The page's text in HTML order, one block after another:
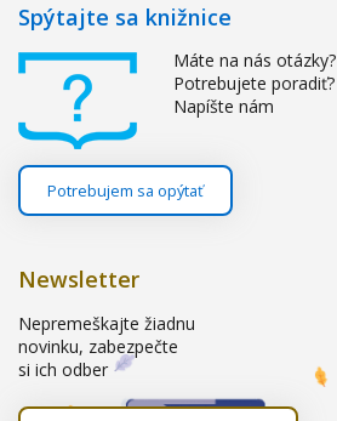
Spýtajte sa knižnice
Máte na nás otázky?
Potrebujete poradiť?
Napíšte nám
Potrebujem sa opýtať
Newsletter
Nepremeškajte žiadnu
novinku, zabezpečte
si ich odber